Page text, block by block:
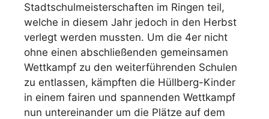
Stadtschulmeisterschaften im Ringen teil,
welche in diesem Jahr jedoch in den Herbst
verlegt werden mussten. Um die 4er nicht
ohne einen abschließenden gemeinsamen
Wettkampf zu den weiterführenden Schulen
zu entlassen, kämpften die Hüllberg-Kinder
in einem fairen und spannenden Wettkampf
nun untereinander um die Plätze auf dem